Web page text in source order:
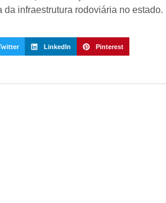
infraestrutura rodoviária no estado.
LinkedIn Pinterest